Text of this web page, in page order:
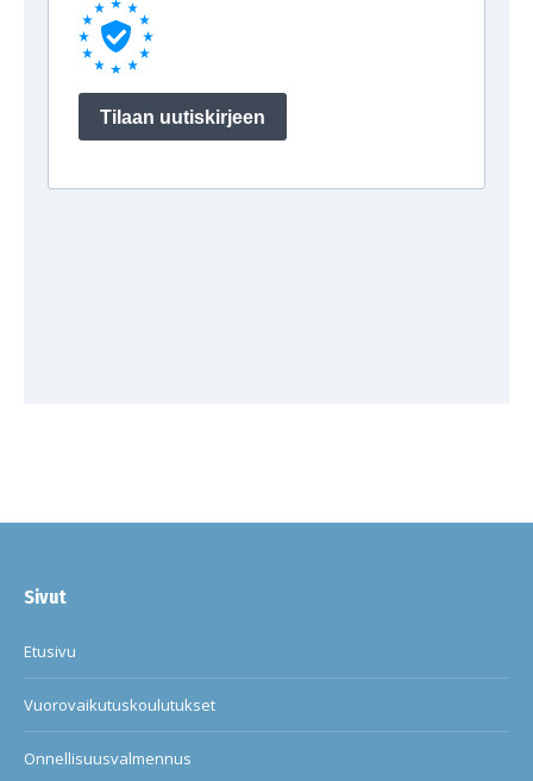
Sivut
Etusivu
Vuorovaikutuskoulutukset
Onnellisuusvalmennus